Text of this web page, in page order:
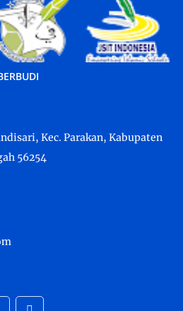
Kec. Parakan, Kabupaten
56254